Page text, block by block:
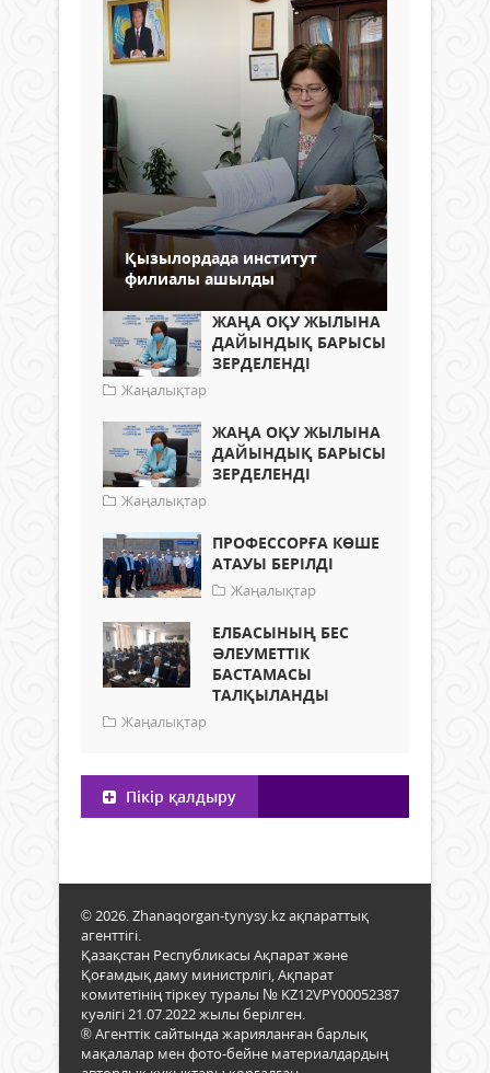
Қызылордада институт
филиалы ашылды
ЖАҢА ОҚУ ЖЫЛЫНА
ДАЙЫНДЫҚ БАРЫСЫ
ЗЕРДЕЛЕНДІ
Жаңалықтар
ЖАҢА ОҚУ ЖЫЛЫНА
ДАЙЫНДЫҚ БАРЫСЫ
ЗЕРДЕЛЕНДІ
Жаңалықтар
ПРОФЕССОРҒА КӨШЕ
АТАУЫ БЕРІЛДІ
Жаңалықтар
ЕЛБАСЫНЫҢ БЕС
ӘЛЕУМЕТТІК
БАСТАМАСЫ
ТАЛҚЫЛАНДЫ
Жаңалықтар
Пікір қалдыру
© 2026. Zhanaqorgan-tynysy.kz ақпараттық
агенттігі.
Қазақстан Республикасы Ақпарат және
Қоғамдық даму министрлігі, Ақпарат
комитетінің тіркеу туралы № KZ12VPY00052387
куәлігі 21.07.2022 жылы берілген.
® Агенттік сайтында жарияланған барлық
мақалалар мен фото-бейне материалдардың